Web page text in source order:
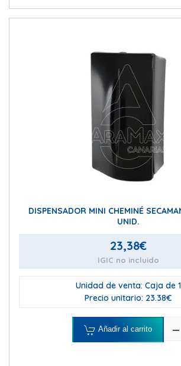
DISPENSADOR MINI CHEMINÉ
UNID.
23,38€
IGIC no incluido
Unidad de venta: Caja de 1
Precio unitario: 23.38€
–
Añadir al carrito